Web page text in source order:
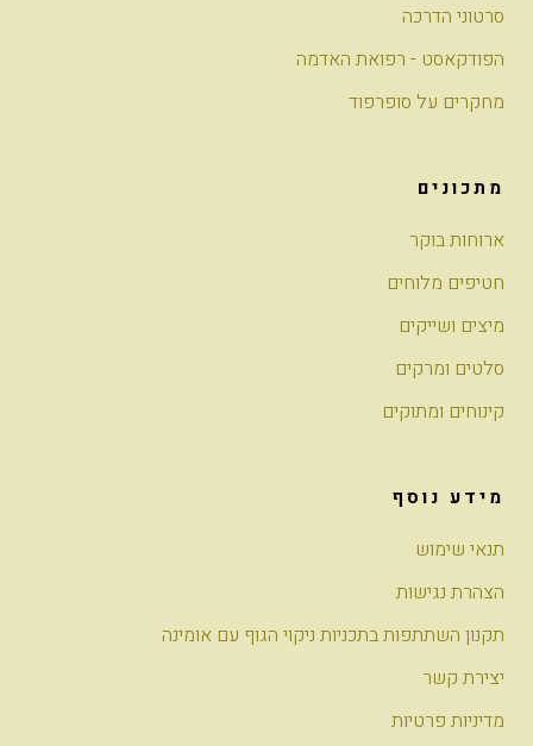
סרטוני הדרכה
הפודקאסט - רפואת האדמה
מחקרים על סופרפוד
מתכונים
ארוחות בוקר
חטיפים מלוחים
מיצים ושייקים
סלטים ומרקים
קינוחים ומתוקים
מידע נוסף
תנאי שימוש
הצהרת נגישות
תקנון השתתפות בתכניות ניקוי הגוף עם אומינה
יצירת קשר
מדיניות פרטיות